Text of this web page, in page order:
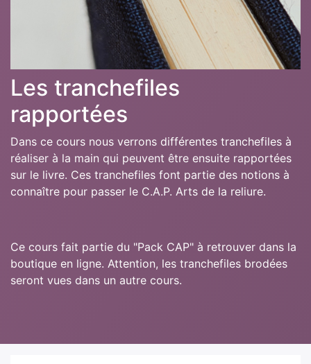
Les tranchefiles
rapportées
Dans ce cours nous verrons différentes tranchefiles à
réaliser à la main qui peuvent être ensuite rapportées
sur le livre. Ces tranchefiles font partie des notions à
connaître pour passer le C.A.P. Arts de la reliure.
Ce cours fait partie du "Pack CAP" à retrouver dans la
boutique en ligne. Attention, les tranchefiles brodées
seront vues dans un autre cours.